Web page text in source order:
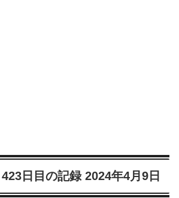
日目の記録 2024年4月9日